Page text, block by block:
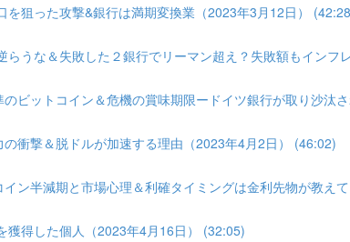
を狙った攻撃&銀行は満期変換業（2023年3月12日）
らうな＆失敗した２銀行でリーマン超え？失敗額もインフ
ビットコイン＆危機の賞味期限ードイツ銀行が取り沙汰
衝撃＆脱ドルが加速する理由（2023年4月2日） (46:02)
ン半減期と市場心理＆利確タイミングは金利先物が教え
獲得した個人（2023年4月16日） (32:05)